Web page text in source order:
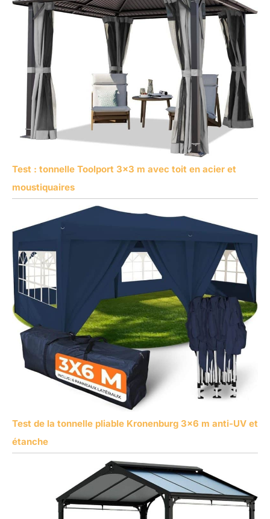
Test : tonnelle Toolport 3×3 m avec toit en acier et
moustiquaires
Test de la tonnelle pliable Kronenburg 3×6 m anti-UV et
étanche